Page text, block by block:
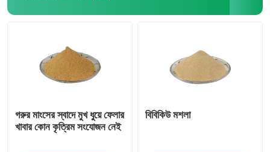
গরুর মাংসের স্বাদে মুখ ধুয়ে ফেলার
খাবার কোন কৃত্রিম সংযোজন নেই
বিবিকিউ মশলা